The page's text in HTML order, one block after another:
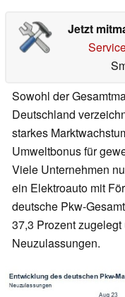
Jetzt
Sowohl der
Deutschland
starkes
Umweltbonus für
Viele Unternehmen
ein Elektroauto mit
deutsche Pkw-
37,3 Prozent
Neuzulassungen.